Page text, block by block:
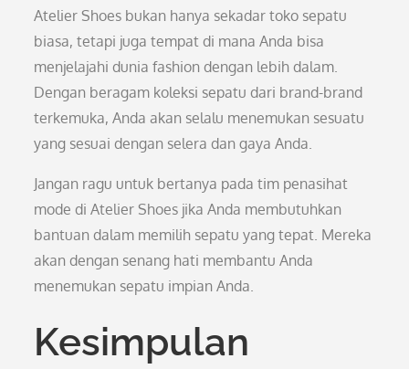
Atelier Shoes bukan hanya sekadar toko sepatu
biasa, tetapi juga tempat di mana Anda bisa
menjelajahi dunia fashion dengan lebih dalam.
Dengan beragam koleksi sepatu dari brand-brand
terkemuka, Anda akan selalu menemukan sesuatu
yang sesuai dengan selera dan gaya Anda.
Jangan ragu untuk bertanya pada tim penasihat
mode di Atelier Shoes jika Anda membutuhkan
bantuan dalam memilih sepatu yang tepat. Mereka
akan dengan senang hati membantu Anda
menemukan sepatu impian Anda.
Kesimpulan